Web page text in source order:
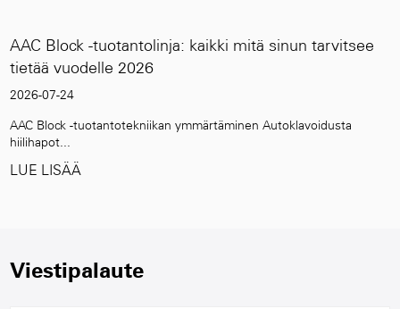
mitä sinun tarvitsee
Autoklavoidusta
Manuaalinen vs.
Manuaalinen ja automaattinen
Viestipalaute